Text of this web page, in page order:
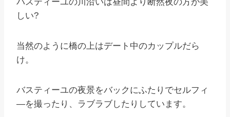
しい?
当然のように橋の上はデート中のカップルだら
け。
バスティーユの夜景をバックにふたりでセルフィ
―を撮ったり、ラブラブしたりしています。